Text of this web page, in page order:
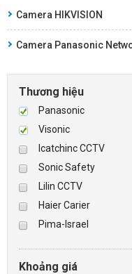
Camera HIKVISION
Camera Panasonic
Thương hiệu
Panasonic
Visonic
Icatchinc CCTV
Sonic Safety
Lilin CCTV
Haier Carier
Pima-Israel
Checkpoint
Khoảng giá
TRANG CHỦ
CAMERA GIÁM SÁT
KIỂM SOÁT VÀO RA
BÁO ĐỘNG, BÁO CHÁY
NHÀ THÔNG MINH
LIÊN HỆ